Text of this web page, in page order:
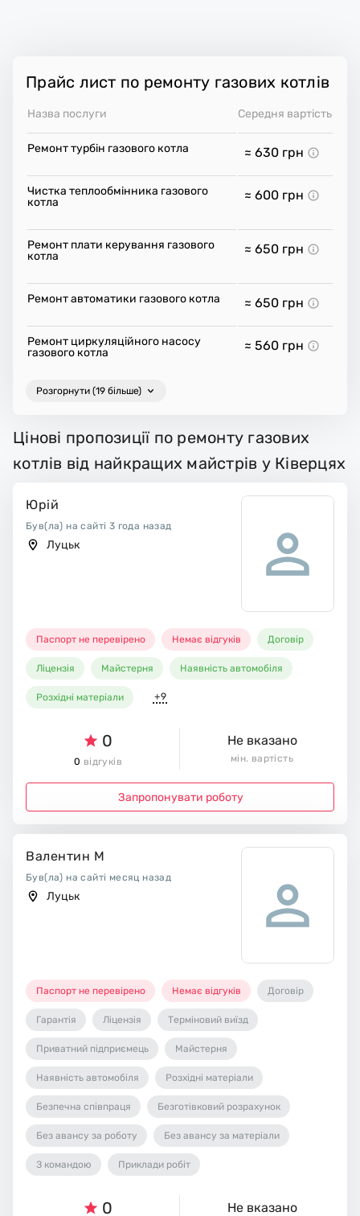
Прайс лист по ремонту газових котлів
Назва послуги Середня вартість
Ремонт турбін газового котла ≈ 630 грн
Чистка теплообмінника газового
котла
≈ 600 грн
Ремонт плати керування газового
котла
≈ 650 грн
Ремонт автоматики газового котла ≈ 650 грн
Ремонт циркуляційного насосу
газового котла
≈ 560 грн
Розгорнути (19 більше)
Цінові пропозиції по ремонту газових
котлів від найкращих майстрів у Ківерцях
Юрій
Був(ла) на сайті 3 года назад
Луцьк
Паспорт не перевірено Немає відгуків Договір
Ліцензія Майстерня Наявність автомобіля
Розхідні матеріали +9
0
0 відгуків
Не вказано
мін. вартість
Запропонувати роботу
Валентин М
Був(ла) на сайті месяц назад
Луцьк
Паспорт не перевірено Немає відгуків Договір
Гарантія Ліцензія Терміновий виїзд
Приватний підприємець Майстерня
Наявність автомобіля Розхідні матеріали
Безпечна співпраця Безготівковий розрахунок
Без авансу за роботу Без авансу за матеріали
З командою Приклади робіт
0 Не вказано